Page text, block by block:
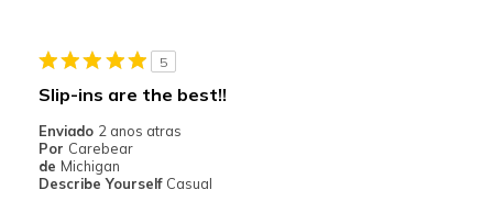
5
Slip-ins are the best!!
Enviado 2 anos atras
Por Carebear
de Michigan
Describe Yourself Casual